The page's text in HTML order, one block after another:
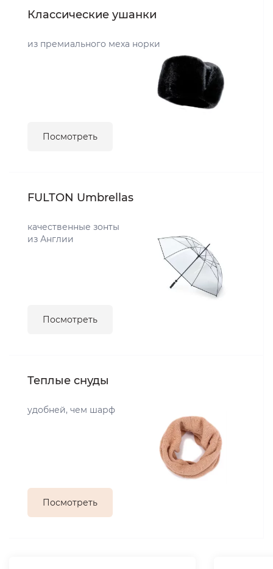
Классические ушанки
из премиального меха норки
Посмотреть
FULTON Umbrellas
качественные зонты
из Англии
Посмотреть
Теплые снуды
удобней, чем шарф
Посмотреть